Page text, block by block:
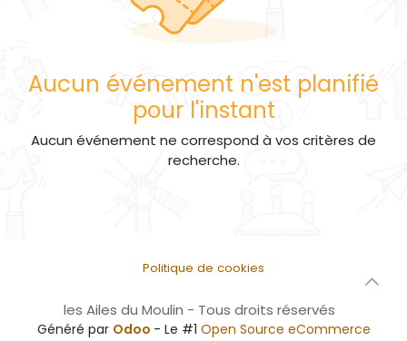
Aucun événement n'est planifié
pour l'instant
Aucun événement ne correspond à vos critères de
recherche.
Politique de cookies
les Ailes du Moulin - Tous droits réservés
Généré par Odoo - Le #1 Open Source eCommerce